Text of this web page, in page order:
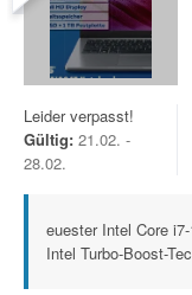
Leider verpasst!
Gültig: 21.02. -
28.02.
euester Intel Core
Intel Turbo-Boost-